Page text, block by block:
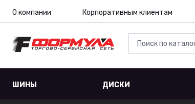
О компании Корпоративным клиентам
ШИНЫ ДИСКИ